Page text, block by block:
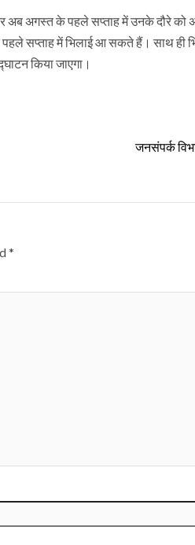
अब अगस्त के पहले सप्ताह में उनके दौरे को
पहले सप्ताह में भिलाई आ सकते हैं। साथ ही
किया जाएगा।
जनसंपर्क
*